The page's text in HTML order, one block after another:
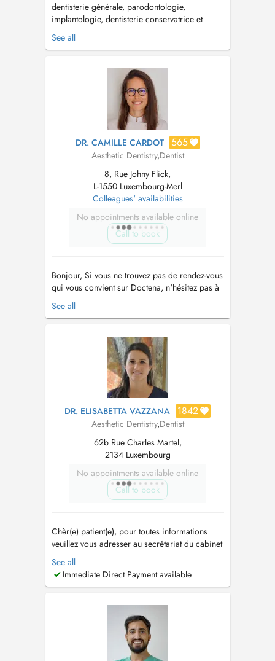
dentisterie générale, parodontologie,
implantologie, dentisterie conservatrice et
esthétique, pédodontie. Formations: - faculté de
chirurgie dentaire de Strasbourg - ancienne
éclaircissement et traitements des dyschromies)
- GRF: dentisterie esthé...
See all
DR. CAMILLE CARDOT 565
Aesthetic Dentistry,Dentist
8, Rue Johny Flick,
L-1550 Luxembourg-Merl
Colleagues' availabilities
No appointments available online
Call to book
Bonjour, Si vous ne trouvez pas de rendez-vous
qui vous convient sur Doctena, n'hésitez pas à
nous appeler directement au cabinet +352 286
6500. Hello, If you do not find an appointment
us directly at the +352 286 6500. Extractions
See all
DR. ELISABETTA VAZZANA 1842
Aesthetic Dentistry,Dentist
62b Rue Charles Martel,
2134 Luxembourg
No appointments available online
Call to book
Chèr(e) patient(e), pour toutes informations
veuillez vous adresser au secrétariat du cabinet
au 26201939. Dear patient, for all information,
please call the studio secretariat at
26201939....
See all
Immediate Direct Payment available